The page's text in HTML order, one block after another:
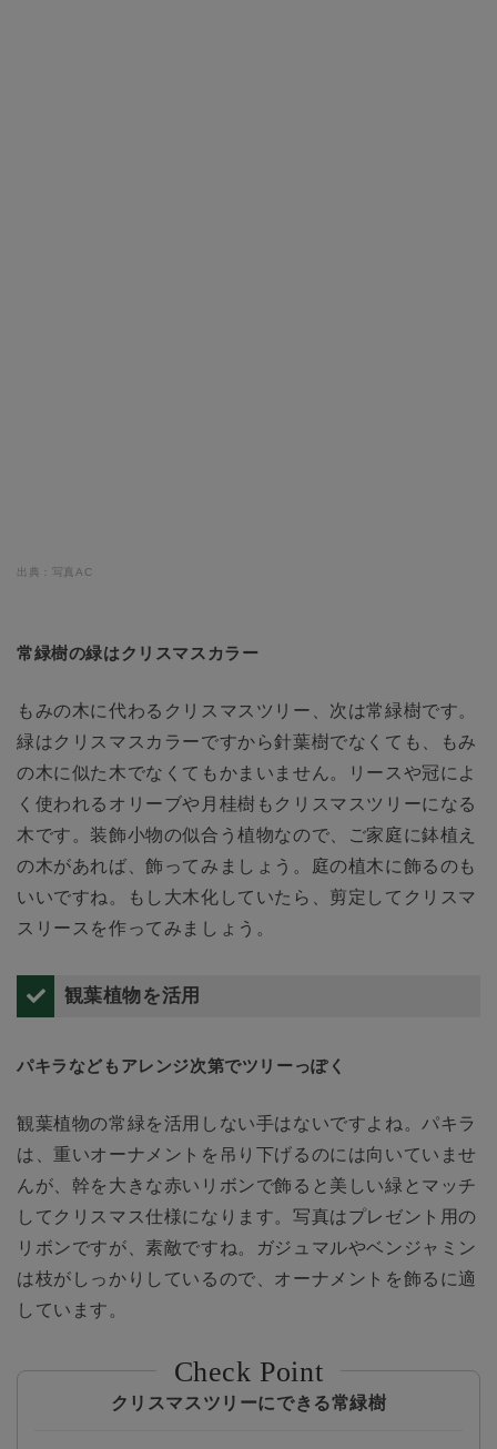
出典：写真AC
常緑樹の緑はクリスマスカラー
もみの木に代わるクリスマスツリー、次は常緑樹です。
緑はクリスマスカラーですから針葉樹でなくても、もみ
の木に似た木でなくてもかまいません。リースや冠によ
く使われるオリーブや月桂樹もクリスマスツリーになる
木です。装飾小物の似合う植物なので、ご家庭に鉢植え
の木があれば、飾ってみましょう。庭の植木に飾るのも
いいですね。もし大木化していたら、剪定してクリスマ
スリースを作ってみましょう。
観葉植物を活用
パキラなどもアレンジ次第でツリーっぽく
観葉植物の常緑を活用しない手はないですよね。パキラ
は、重いオーナメントを吊り下げるのには向いていませ
んが、幹を大きな赤いリボンで飾ると美しい緑とマッチ
してクリスマス仕様になります。写真はプレゼント用の
リボンですが、素敵ですね。ガジュマルやベンジャミン
は枝がしっかりしているので、オーナメントを飾るに適
しています。
クリスマスツリーにできる常緑樹